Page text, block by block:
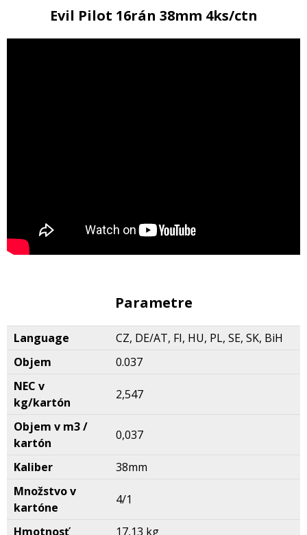
Evil Pilot 16rán 38mm 4ks/ctn
Parametre
Language
CZ, DE/AT, FI, HU, PL, SE, SK, BiH
Objem
0.037
NEC v
kg/kartón
2,547
Objem v m3 /
kartón
0,037
Kaliber
38mm
Množstvo v
kartóne
4/1
Hmotnosť 17,13 kg